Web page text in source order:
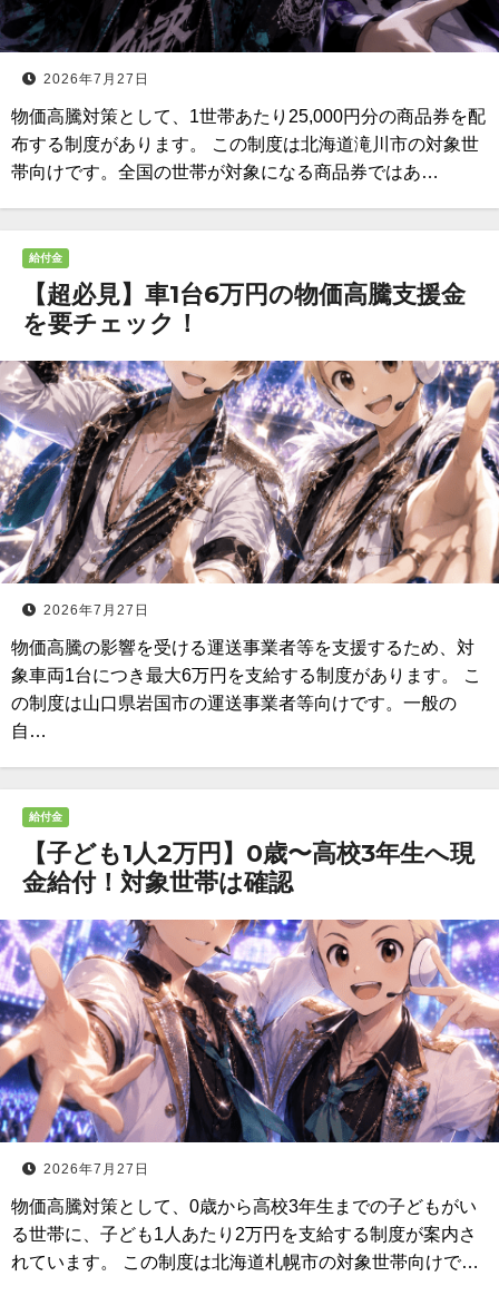
2026年7月27日
物価高騰対策として、1世帯あたり25,000円分の商品券を配
布する制度があります。 この制度は北海道滝川市の対象世
帯向けです。全国の世帯が対象になる商品券ではあ…
給付金
【超必見】車1台6万円の物価高騰支援金
を要チェック！
2026年7月27日
物価高騰の影響を受ける運送事業者等を支援するため、対
象車両1台につき最大6万円を支給する制度があります。 こ
の制度は山口県岩国市の運送事業者等向けです。一般の
自…
給付金
【子ども1人2万円】0歳〜高校3年生へ現
金給付！対象世帯は確認
2026年7月27日
物価高騰対策として、0歳から高校3年生までの子どもがい
る世帯に、子ども1人あたり2万円を支給する制度が案内さ
れています。 この制度は北海道札幌市の対象世帯向けで…